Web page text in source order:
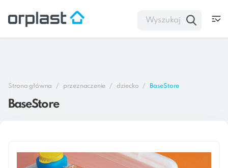
Strona główna przeznaczenie dziecko BaseStore
BaseStore